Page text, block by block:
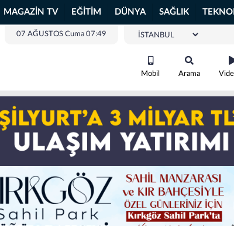
MAGAZİN TV EĞİTİM DÜNYA SAĞLIK
07 AĞUSTOS Cuma 07:49
Mobil Arama